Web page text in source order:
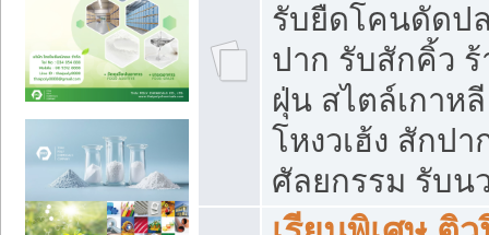
รับยืดโคนดัดป
ปาก รับสักคิ้ว
ฝุ่น สไตล์เกาห
โหงวเฮ้ง สักป
ศัลยกรรม รับน